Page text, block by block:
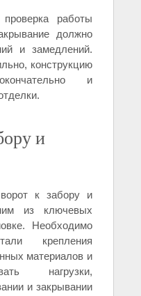
работы
должно
и замедлений.
конструкцию
и
и
к забору и
из ключевых
Необходимо
крепления
материалов и
нагрузки,
и закрывании